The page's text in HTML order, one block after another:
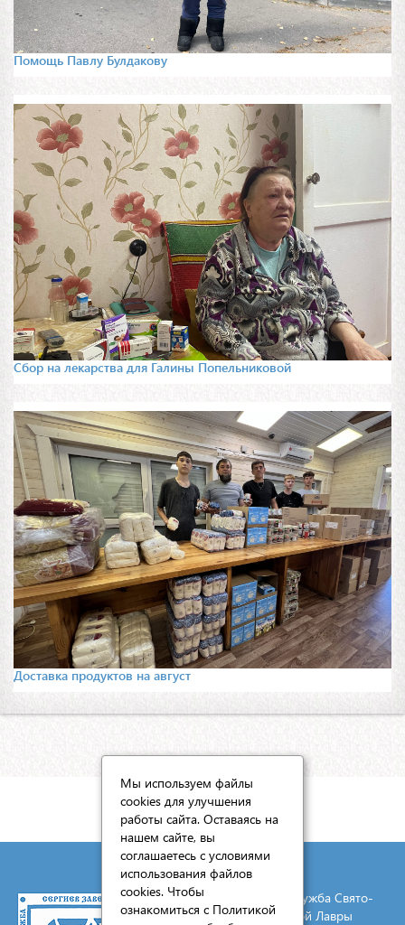
Помощь Павлу Булдакову
Сбор на лекарства для Галины Попельниковой
Доставка продуктов на август
КАРТА САЙТА
© 2026 Социальная служба Свято-
Троицкой Сергиевой Лавры
Мы используем файлы
cookies для улучшения
работы сайта. Оставаясь на
нашем сайте, вы
соглашаетесь с условиями
использования файлов
cookies. Чтобы
ознакомиться с Политикой